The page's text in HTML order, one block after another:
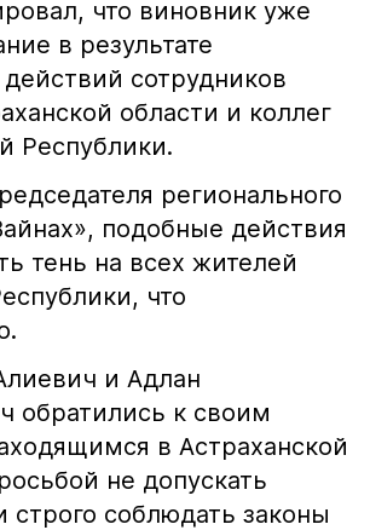
что виновник уже
в результате
сотрудников
области и коллег
Республики.
регионального
подобные действия
тень на всех жителей
что
и Адлан
обратились к своим
в Астраханской
не допускать
строго соблюдать законы